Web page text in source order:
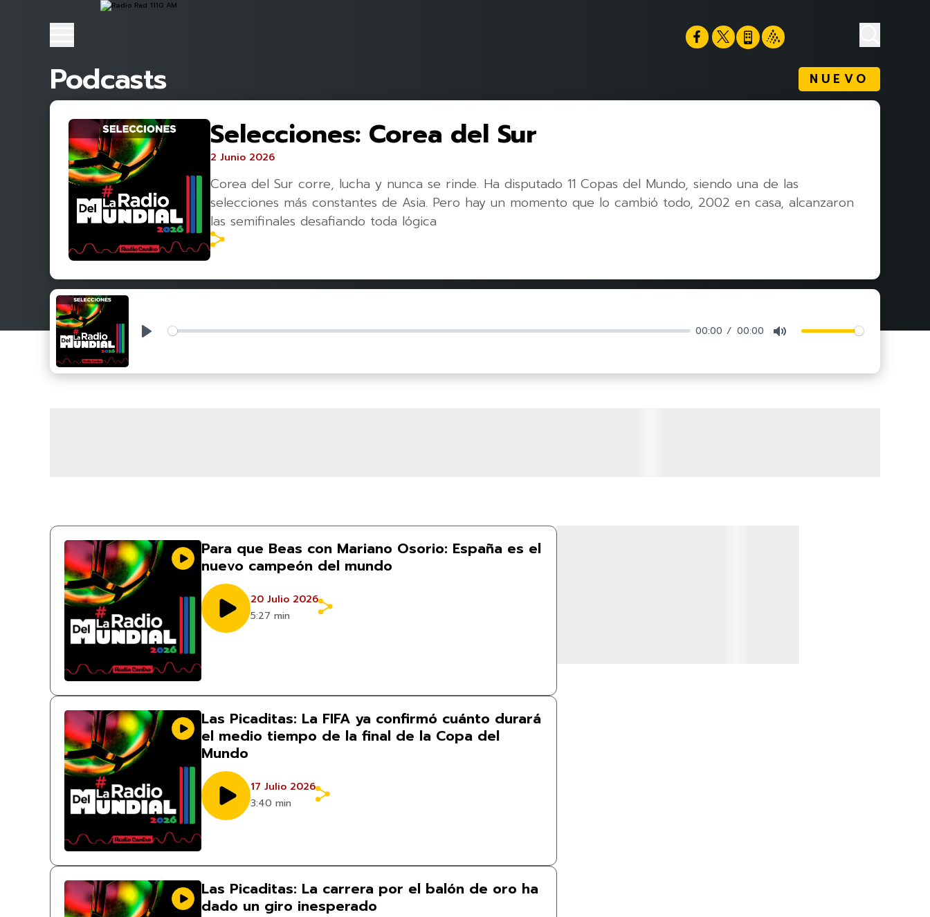
Podcasts NUEVO
Selecciones: Corea del Sur
2 Junio 2026
Corea del Sur corre, lucha y nunca se rinde. Ha disputado 11 Copas del Mundo, siendo una de las
selecciones más constantes de Asia. Pero hay un momento que lo cambió todo, 2002 en casa, alcanzaron
las semifinales desafiando toda lógica
Play 00:00 00:00 Mute
Para que Beas con Mariano Osorio: España es el
nuevo campeón del mundo
20 Julio 2026
5:27 min
Las Picaditas: La FIFA ya confirmó cuánto durará
el medio tiempo de la final de la Copa del
Mundo
17 Julio 2026
3:40 min
Las Picaditas: La carrera por el balón de oro ha
dado un giro inesperado